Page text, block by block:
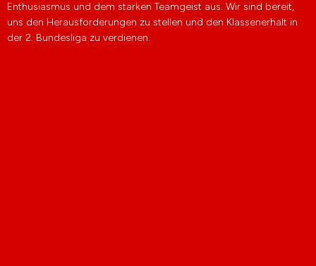
Enthusiasmus und dem starken Teamgeist aus. Wir sind bereit,
uns den Herausforderungen zu stellen und den Klassenerhalt in
der 2. Bundesliga zu verdienen.